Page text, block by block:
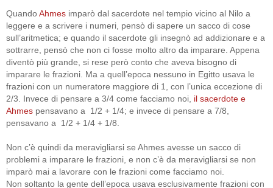
QuandoAhmes imparò dal sacerdote nel tempio vicino al Nilo a
leggere e a scrivere i numeri, pensò di sapere un sacco di cose
sull’aritmetica; e quando il sacerdote gli insegnò ad addizionare e a
sottrarre, pensò che non ci fosse molto altro da imparare. Appena
diventò più grande, si rese però conto che aveva bisogno di
imparare le frazioni. Ma a quell’epoca nessuno in Egitto usava le
frazioni con un numeratore maggiore di 1, con l’unica eccezione di
2/3. Invece di pensare a 3/4 come facciamo noi, il sacerdote e
Ahmes pensavano a 1/2 + 1/4; e invece di pensare a 7/8,
pensavano a 1/2 + 1/4 + 1/8.
Non c’è quindi da meravigliarsi se Ahmes avesse un sacco di
problemi a imparare le frazioni, e non c’è da meravigliarsi se non
imparò mai a lavorare con le frazioni come facciamo noi.
Non soltanto la gente dell’epoca usava esclusivamente frazioni con